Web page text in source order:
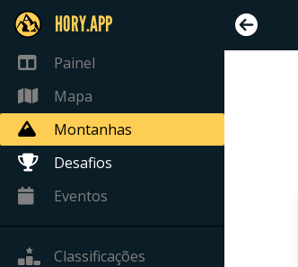
HORY.APP
Painel
Mapa
Montanhas
Desafios
Eventos
Classificações